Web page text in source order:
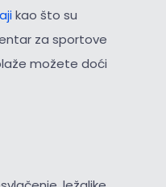
kao što su
za sportove
možete doći